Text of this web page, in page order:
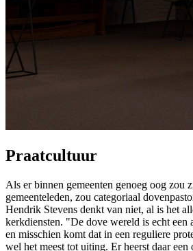
Praatcultuur
Als er binnen gemeenten genoeg oog zou
gemeenteleden, zou categoriaal
Hendrik Stevens denkt van niet, al is het
kerkdiensten. "De dove wereld is echt een
en misschien komt dat in een reguliere
wel het meest tot uiting. Er heerst daar een